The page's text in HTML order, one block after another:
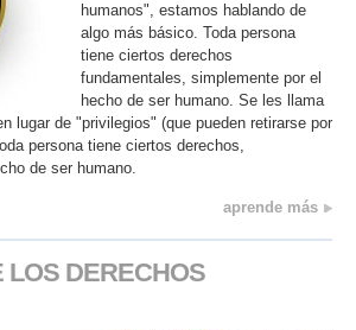
humanos", estamos hablando de
algo más básico. Toda persona
tiene ciertos derechos
fundamentales, simplemente por el
hecho de ser humano. Se les llama
lugar de "privilegios" (que pueden retirarse por
persona tiene ciertos derechos,
de ser humano.
aprende más
LOS DERECHOS